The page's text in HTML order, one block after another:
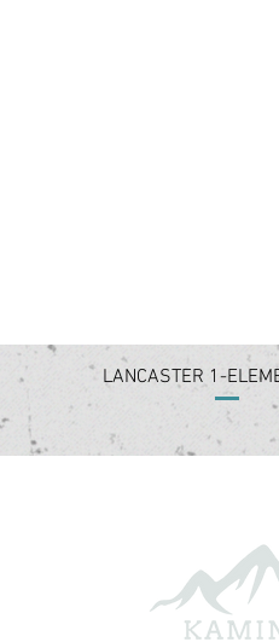
Visualització
LANCASTER 1-